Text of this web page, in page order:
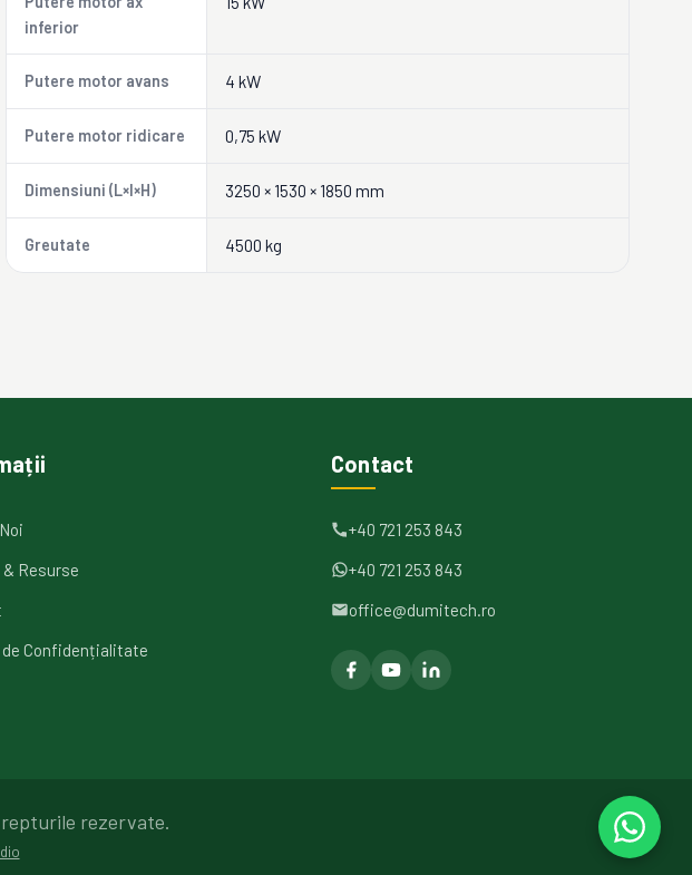
inferior
Putere motor avans 4 kW
Putere motor ridicare 0,75 kW
Dimensiuni (L×l×H) 3250 × 1530 × 1850 mm
Greutate 4500 kg
Resurse
Confidențialitate
Contact
+40 721 253 843
+40 721 253 843
office@dumitech.ro
rezervate.